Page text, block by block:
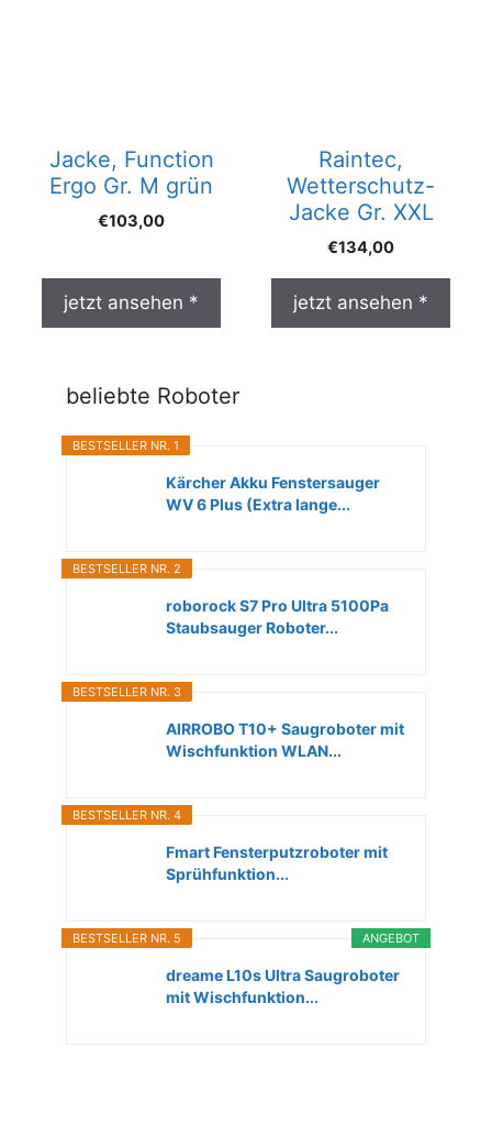
Jacke, Function
Ergo Gr. M grün
€103,00
jetzt ansehen *
Raintec,
Wetterschutz-
Jacke Gr. XXL
€134,00
jetzt ansehen *
beliebte Roboter
BESTSELLER NR. 1
Kärcher Akku Fenstersauger
WV 6 Plus (Extra lange...
BESTSELLER NR. 2
roborock S7 Pro Ultra 5100Pa
Staubsauger Roboter...
BESTSELLER NR. 3
AIRROBO T10+ Saugroboter mit
Wischfunktion WLAN...
BESTSELLER NR. 4
Fmart Fensterputzroboter mit
Sprühfunktion...
ANGEBOT
BESTSELLER NR. 5
dreame L10s Ultra Saugroboter
mit Wischfunktion...